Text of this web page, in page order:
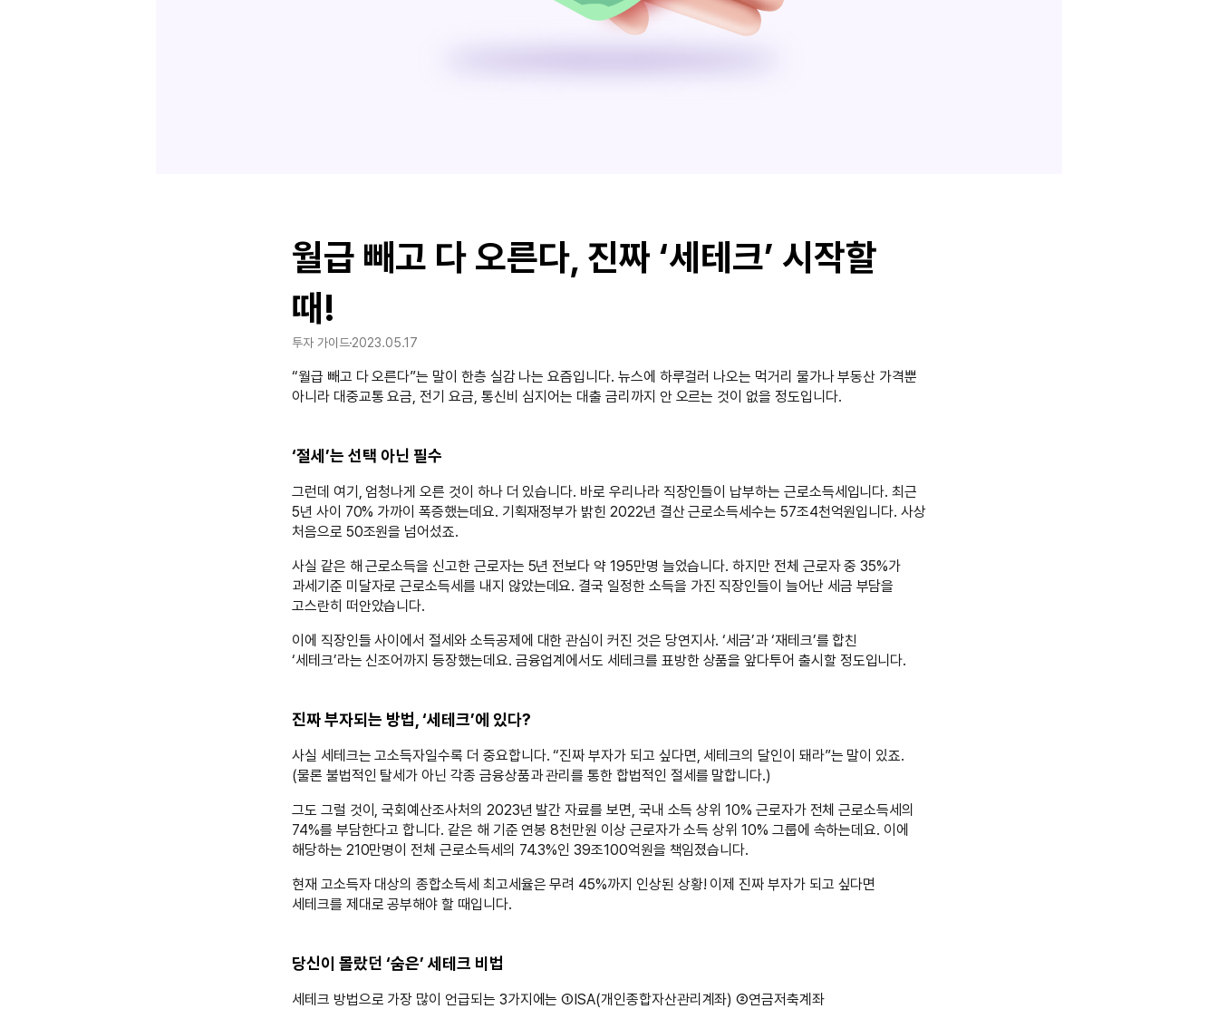
월급 빼고 다 오른다, 진짜 ‘세테크’ 시작할
때!
투자 가이드2023.05.17
“월급 빼고 다 오른다”는 말이 한층 실감 나는 요즘입니다. 뉴스에 하루걸러 나오는 먹거리 물가나 부동산 가격뿐
아니라 대중교통 요금, 전기 요금, 통신비 심지어는 대출 금리까지 안 오르는 것이 없을 정도입니다.
‘절세’는 선택 아닌 필수
그런데 여기, 엄청나게 오른 것이 하나 더 있습니다. 바로 우리나라 직장인들이 납부하는 근로소득세입니다. 최근
5년 사이 70% 가까이 폭증했는데요. 기획재정부가 밝힌 2022년 결산 근로소득세수는 57조4천억원입니다. 사상
처음으로 50조원을 넘어섰죠.
사실 같은 해 근로소득을 신고한 근로자는 5년 전보다 약 195만명 늘었습니다. 하지만 전체 근로자 중 35%가
과세기준 미달자로 근로소득세를 내지 않았는데요. 결국 일정한 소득을 가진 직장인들이 늘어난 세금 부담을
고스란히 떠안았습니다.
이에 직장인들 사이에서 절세와 소득공제에 대한 관심이 커진 것은 당연지사. ‘세금’과 ‘재테크’를 합친
‘세테크’라는 신조어까지 등장했는데요. 금융업계에서도 세테크를 표방한 상품을 앞다투어 출시할 정도입니다.
진짜 부자되는 방법, ‘세테크’에 있다?
사실 세테크는 고소득자일수록 더 중요합니다. “진짜 부자가 되고 싶다면, 세테크의 달인이 돼라”는 말이 있죠.
(물론 불법적인 탈세가 아닌 각종 금융상품과 관리를 통한 합법적인 절세를 말합니다.)
그도 그럴 것이, 국회예산조사처의 2023년 발간 자료를 보면, 국내 소득 상위 10% 근로자가 전체 근로소득세의
74%를 부담한다고 합니다. 같은 해 기준 연봉 8천만원 이상 근로자가 소득 상위 10% 그룹에 속하는데요. 이에
해당하는 210만명이 전체 근로소득세의 74.3%인 39조100억원을 책임졌습니다.
현재 고소득자 대상의 종합소득세 최고세율은 무려 45%까지 인상된 상황! 이제 진짜 부자가 되고 싶다면
세테크를 제대로 공부해야 할 때입니다.
당신이 몰랐던 ‘숨은’ 세테크 비법
세테크 방법으로 가장 많이 언급되는 3가지에는 ①ISA(개인종합자산관리계좌) ②연금저축계좌